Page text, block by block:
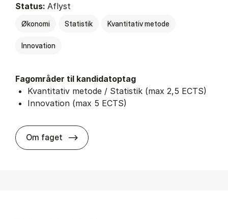
Status: Aflyst
Økonomi Statistik Kvantitativ metode
Innovation
Fagområder til kandidatoptag
Kvantitativ metode / Statistik (max 2,5 ECTS)
Innovation (max 5 ECTS)
Om faget about